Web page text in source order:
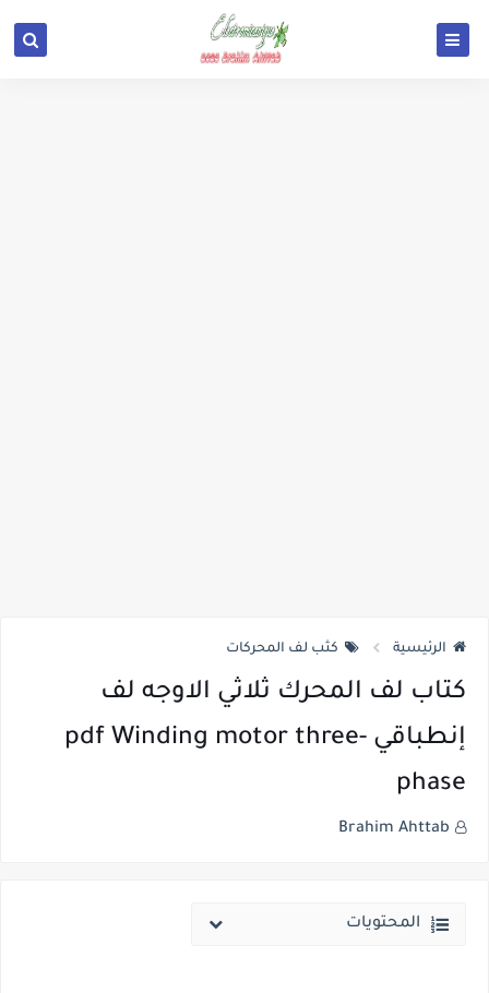
الرئيسية كثب لف المحركات
كتاب لف المحرك ثلاثي الاوجه لف
إنطباقي pdf Winding motor three-
phase
Brahim Ahttab
المحتويات